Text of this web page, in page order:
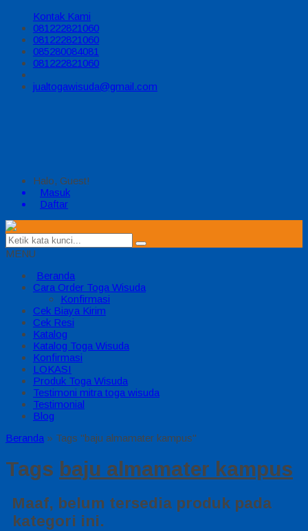
Kontak Kami
081222821060
081222821060
085280084081
081222821060
jualtogawisuda@gmail.com
Halo, Guest!
Masuk
Daftar
MENU
Beranda
Cara Order Toga Wisuda
Konfirmasi
Cek Biaya Kirim
Cek Resi
Katalog
Katalog Toga Wisuda
Konfirmasi
LOKASI
Produk Toga Wisuda
Testimoni mitra toga wisuda
Testimonial
Blog
Beranda » Tags "baju almamater kampus"
Tags baju almamater kampus
Maaf, belum tersedia produk pada
kategori ini.